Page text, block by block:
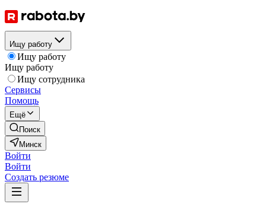
Ищу работу
Ищу работу
Ищу работу
Ищу сотрудника
Сервисы
Помощь
Ещё
Поиск
Минск
Войти
Войти
Создать резюме